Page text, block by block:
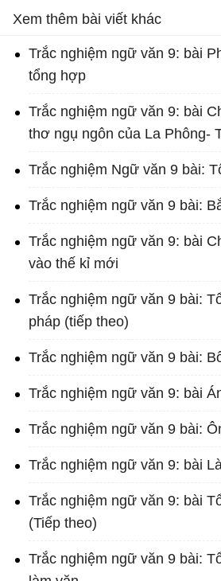
Xem thêm bài viết khác
Trắc nghiệm ngữ văn 9: bài
tổng hợp
Trắc nghiệm ngữ văn 9: bài
thơ ngụ ngôn của La Phông-
Trắc nghiệm Ngữ văn 9 bài:
Trắc nghiệm ngữ văn 9 bài:
Trắc nghiệm ngữ văn 9: bài
vào thế kỉ mới
Trắc nghiệm ngữ văn 9 bài:
pháp (tiếp theo)
Trắc nghiệm ngữ văn 9 bài:
Trắc nghiệm ngữ văn 9: bài
Trắc nghiệm ngữ văn 9 bài:
Trắc nghiệm ngữ văn 9: bài
Trắc nghiệm ngữ văn 9: bài
(Tiếp theo)
Trắc nghiệm ngữ văn 9 bài: